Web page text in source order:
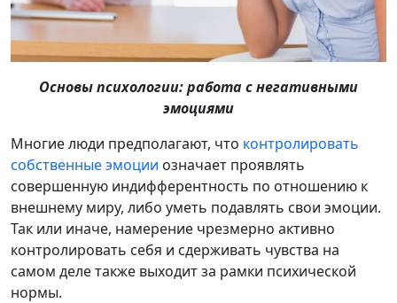
Основы психологии: работа с негативными
эмоциями
Многие люди предполагают, что контролировать
собственные эмоции означает проявлять
совершенную индифферентность по отношению к
внешнему миру, либо уметь подавлять свои эмоции.
Так или иначе, намерение чрезмерно активно
контролировать себя и сдерживать чувства на
самом деле также выходит за рамки психической
нормы.